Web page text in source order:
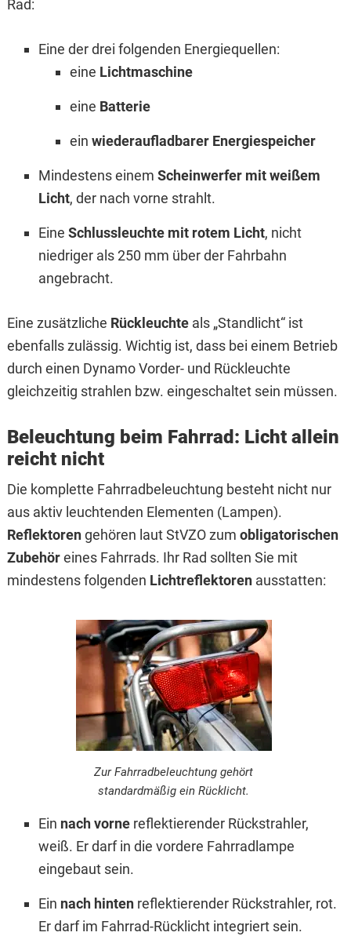
Rad:
Eine der drei folgenden Energiequellen:
eine Lichtmaschine
eine Batterie
ein wiederaufladbarer Energiespeicher
Mindestens einem Scheinwerfer mit weißem
Licht, der nach vorne strahlt.
Eine Schlussleuchte mit rotem Licht, nicht
niedriger als 250 mm über der Fahrbahn
angebracht.
Eine zusätzliche Rückleuchteals „Standlicht“ ist
ebenfalls zulässig. Wichtig ist, dass bei einem Betrieb
durch einen Dynamo Vorder- und Rückleuchte
gleichzeitig strahlen bzw. eingeschaltet sein müssen.
Beleuchtung beim Fahrrad: Licht allein
reicht nicht
Die komplette Fahrradbeleuchtung besteht nicht nur
aus aktiv leuchtenden Elementen (Lampen).
Reflektorengehören laut StVZO zum obligatorischen
Zubehöreines Fahrrads. Ihr Rad sollten Sie mit
mindestens folgenden Lichtreflektorenausstatten:
Zur Fahrradbeleuchtung gehört
standardmäßig ein Rücklicht.
Ein nach vornereflektierender Rückstrahler,
weiß. Er darf in die vordere Fahrradlampe
eingebaut sein.
Ein nach hintenreflektierender Rückstrahler, rot.
Er darf im Fahrrad-Rücklicht integriert sein.